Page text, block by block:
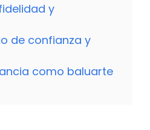
y
de confianza y
como baluarte